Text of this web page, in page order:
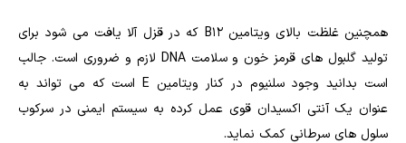
همچنین غلظت بالای ویتامین B۱۲ که در قزل آلا یافت می شود برای
تولید گلبول های قرمز خون و سلامت DNA لازم و ضروری است. جالب
است بدانید وجود سلنیوم در کنار ویتامین E است که می تواند به
عنوان یک آنتی اکسیدان قوی عمل کرده به سیستم ایمنی در سرکوب
سلول های سرطانی کمک نماید.